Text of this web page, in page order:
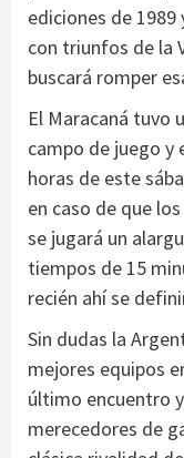
ediciones de 1989
con triunfos de la
buscará romper
El Maracaná tuvo
campo de juego y
horas de este
en caso de que
se jugará un
tiempos de 15
recién ahí se
Sin dudas la
mejores equipos
último encuentro
merecedores de